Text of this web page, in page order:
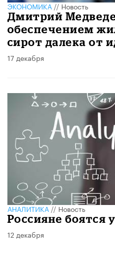
ЭКОНОМИКА//Новость
Дмитрий
обеспечением
сирот далека от
17 декабря
АНАЛИТИКА//Новость
Россияне боятся
12 декабря